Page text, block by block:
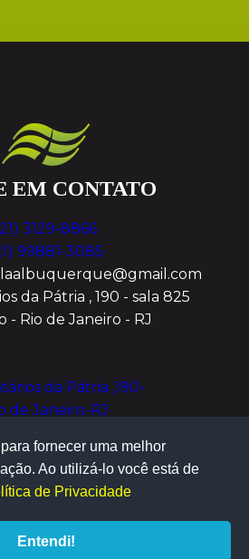
EM CONTATO
3129-8866
99881-3085
da Pátria , 190 - sala 825
- Rio de Janeiro - RJ
fornecer uma melhor
Ao utilizá-lo você está de
de Privacidade
Entendi!